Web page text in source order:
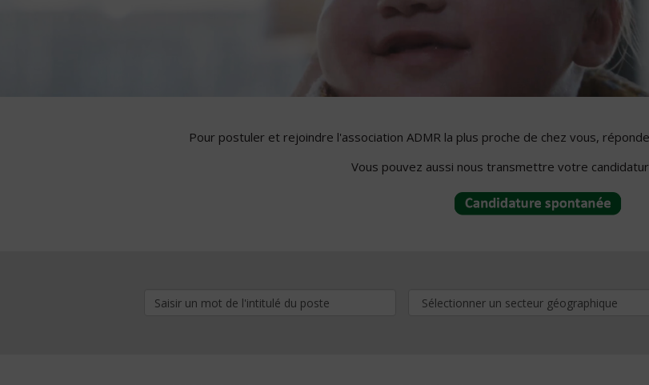
Pour postuler et rejoindre l'association ADMR la plus proche de chez vous,
Vous pouvez aussi nous transmettre votre